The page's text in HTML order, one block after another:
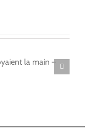
qui envoyaient la